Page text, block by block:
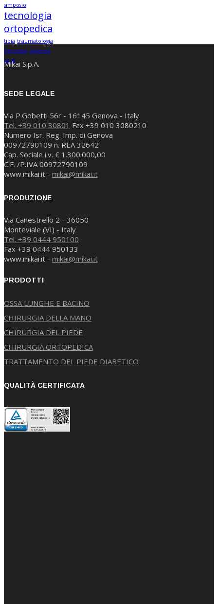
simposio
tecnologia
ortopedica
tibia traumatologia
del polso urgenza
wrist
Mikai S.p.A.
SEDE LEGALE
Via P.Gobetti 56r - 16145 Genova - Italy
Tel. +39 010 30801 Fax +39 010 3080210
Numero Isr. Reg. Imp. di Genova
00972790109 n. REA 32642
Cap. Sociale i.v. € 1.300.000,00
C.F. /P.IVA 00972790109
www.mikai.it - mikai@mikai.it
PRODUZIONE
Via Canestrello 2 - 36050
Monteviale (VI) - Italy
Tel. +39 0444 950100
Fax +39 0444 950133
www.mikai.it - mikai@mikai.it
PRODOTTI
OSSA LUNGHE E BACINO
CHIRURGIA DELLA MANO
CHIRURGIA DEL PIEDE
CHIRURGIA ORTOPEDICA
TRATTAMENTO DEL PIEDE DIABETICO
QUALITÀ CERTIFICATA